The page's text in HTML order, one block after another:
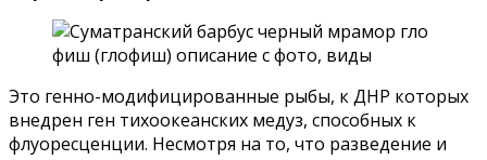
Это генно-модифицированные рыбы, к ДНР которых
внедрен ген тихоокеанских медуз, способных к
флуоресценции. Несмотря на то, что разведение и